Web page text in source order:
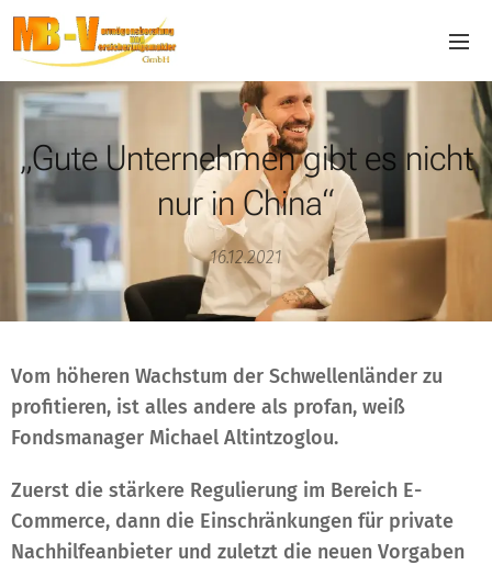
„Gute Unternehmen gibt es nicht
nur in China“
16.12.2021
Vom höheren Wachstum der Schwellenländer zu
profitieren, ist alles andere als profan, weiß
Fondsmanager Michael Altintzoglou.
Zuerst die stärkere Regulierung im Bereich E-
Commerce, dann die Einschränkungen für private
Nachhilfeanbieter und zuletzt die neuen Vorgaben